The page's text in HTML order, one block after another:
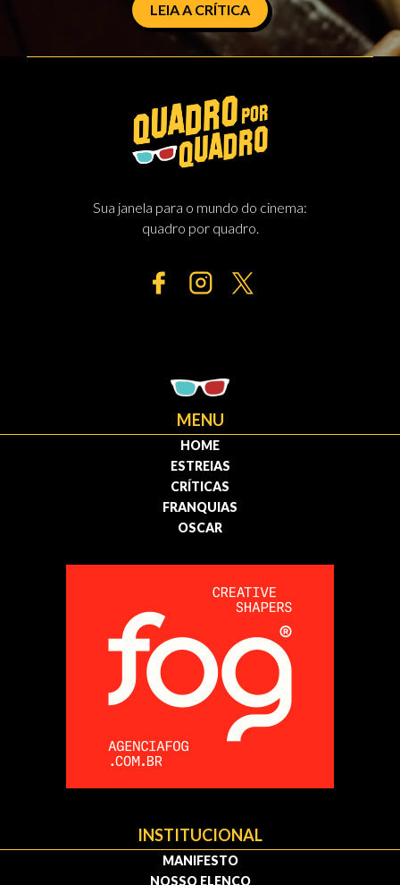
LEIA A CRÍTICA
Sua janela para o mundo do cinema:
quadro por quadro.
MENU
HOME
ESTREIAS
CRÍTICAS
FRANQUIAS
OSCAR
INSTITUCIONAL
MANIFESTO
NOSSO ELENCO